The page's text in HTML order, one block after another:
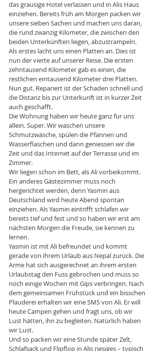
das grausige Hotel verlassen und in Alis Haus
einziehen. Bereits früh am Morgen packen wir
unsere sieben Sachen und machen uns daran,
die rund zwanzig Kilometer, die zwischen den
beiden Unterkünften liegen, abzustrampeln.
Als erstes lacht uns einen Platten an. Dies ist
nun der vierte auf unserer Reise. Die ersten
zehntausend Kilometer gab es einen, die
restlichen eintausend Kilometer drei Platten.
Nun gut. Repariert ist der Schaden schnell und
die Distanz bis zur Unterkunft ist in kurzer Zeit
auch geschafft.
Die Wohnung haben wir heute ganz für uns
allein. Super. Wir waschen unsere
Schmutzwäsche, spülen die Pfannen und
Wasserflaschen und dann geniessen wir die
Zeit und das Internet auf der Terrasse und im
Zimmer.
Wir liegen schon im Bett, als Ali vorbeikommt.
Ein anderes Gästezimmer muss noch
hergerichtet werden, denn Yasmin aus
Deutschland wird heute Abend spontan
einziehen. Als Yasmin eintrifft schlafen wir
bereits tief und fest und so haben wir erst am
nächsten Morgen die Freude, sie kennen zu
lernen.
Yasmin ist mit Ali befreundet und kommt
gerade von ihrem Urlaub aus Nepal zurück. Die
Arme hat sich ausgerechnet an ihrem ersten
Urlaubstag den Fuss gebrochen und muss so
noch einige Wochen mit Gips verbringen. Nach
dem gemeinsamen Frühstück und ein bisschen
Plauderei erhalten wir eine SMS von Ali. Er will
heute Campen gehen und fragt uns, ob wir
Lust hätten, ihn zu begleiten. Natürlich haben
wir Lust.
Und so packen wir eine Stunde später Zelt,
Schlafsack und Flipflop in Alis riesiges – typisch